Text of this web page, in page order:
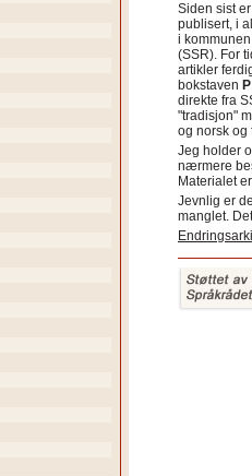
Siden sist
publisert, i
i
(SSR). For
artikler
bokstaven P
direkte fra
"tradisjon"
og norsk og
Jeg holder
nærmere
Materialet
Jevnlig er
manglet.